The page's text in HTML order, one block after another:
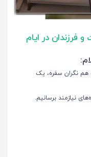
فرزندان در ایام
هم نگران سفره، یک
نیازمند برسانیم.